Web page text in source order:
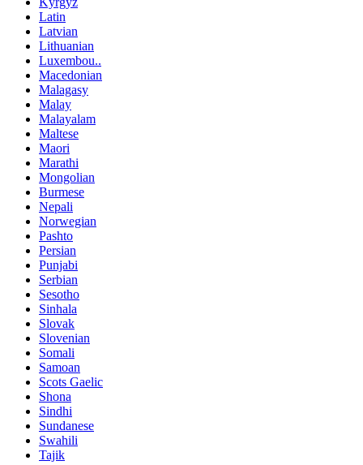
Latin
Latvian
Lithuanian
Luxembou..
Macedonian
Malagasy
Malay
Malayalam
Maltese
Maori
Marathi
Mongolian
Burmese
Nepali
Norwegian
Pashto
Persian
Punjabi
Serbian
Sesotho
Sinhala
Slovak
Slovenian
Somali
Samoan
Scots Gaelic
Shona
Sindhi
Sundanese
Swahili
Tajik